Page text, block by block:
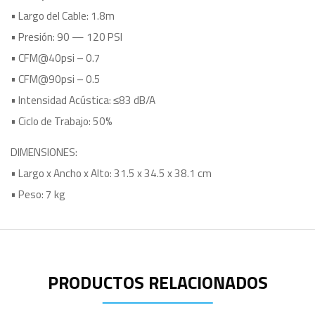
• Largo del Cable: 1.8m
• Presión: 90 — 120 PSI
• CFM@40psi – 0.7
• CFM@90psi – 0.5
• Intensidad Acústica: ≤83 dB/A
• Ciclo de Trabajo: 50%
DIMENSIONES:
• Largo x Ancho x Alto: 31.5 x 34.5 x 38.1 cm
• Peso: 7 kg
PRODUCTOS RELACIONADOS